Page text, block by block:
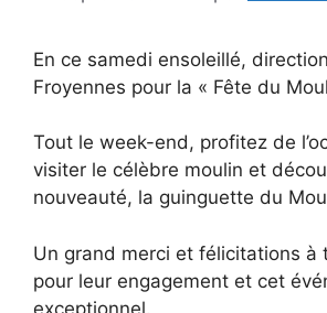
En ce samedi ensoleillé,
Froyennes pour la « Fête du
Tout le week-end, profitez de
visiter le célèbre moulin et
nouveauté, la guinguette du
Un grand merci et félicitations à
pour leur engagement et cet
exceptionnel.